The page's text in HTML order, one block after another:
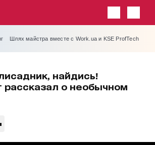
Шлях майстра вместе с Work.ua и KSE ProfTech
найдись!
о необычном